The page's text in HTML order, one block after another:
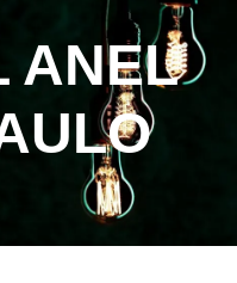
ANEL